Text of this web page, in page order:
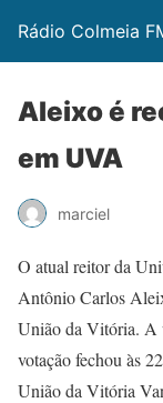
Rádio Colmeia
Aleixo é
em UVA
marciel
O atual reitor da
Antônio Carlos
União da Vitória. A
votação fechou às
União da Vitória